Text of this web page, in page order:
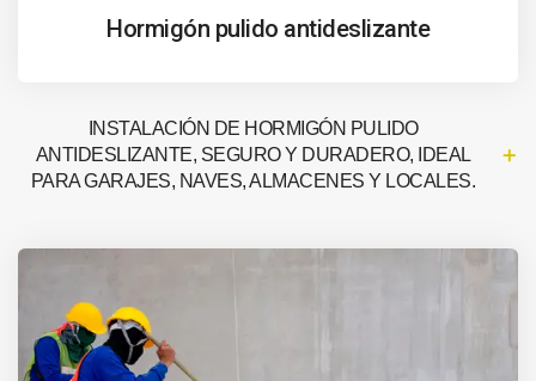
Hormigón pulido antideslizante
INSTALACIÓN DE HORMIGÓN PULIDO
ANTIDESLIZANTE, SEGURO Y DURADERO, IDEAL
PARA GARAJES, NAVES, ALMACENES Y LOCALES.